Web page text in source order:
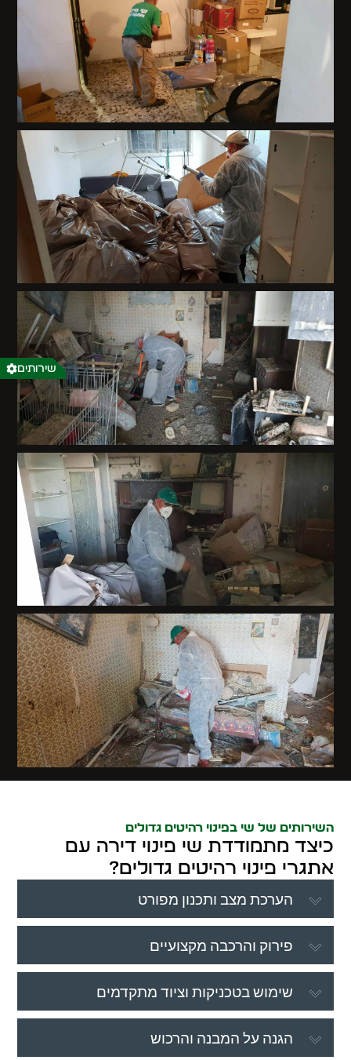
השירותים של שי בפינוי רהיטים גדולים
כיצד מתמודדת שי פינוי דירה עם
אתגרי פינוי רהיטים גדולים?
הערכת מצב ותכנון מפורט
פירוק והרכבה מקצועיים
שימוש בטכניקות וציוד מתקדמים
הגנה על המבנה והרכוש
שירותים